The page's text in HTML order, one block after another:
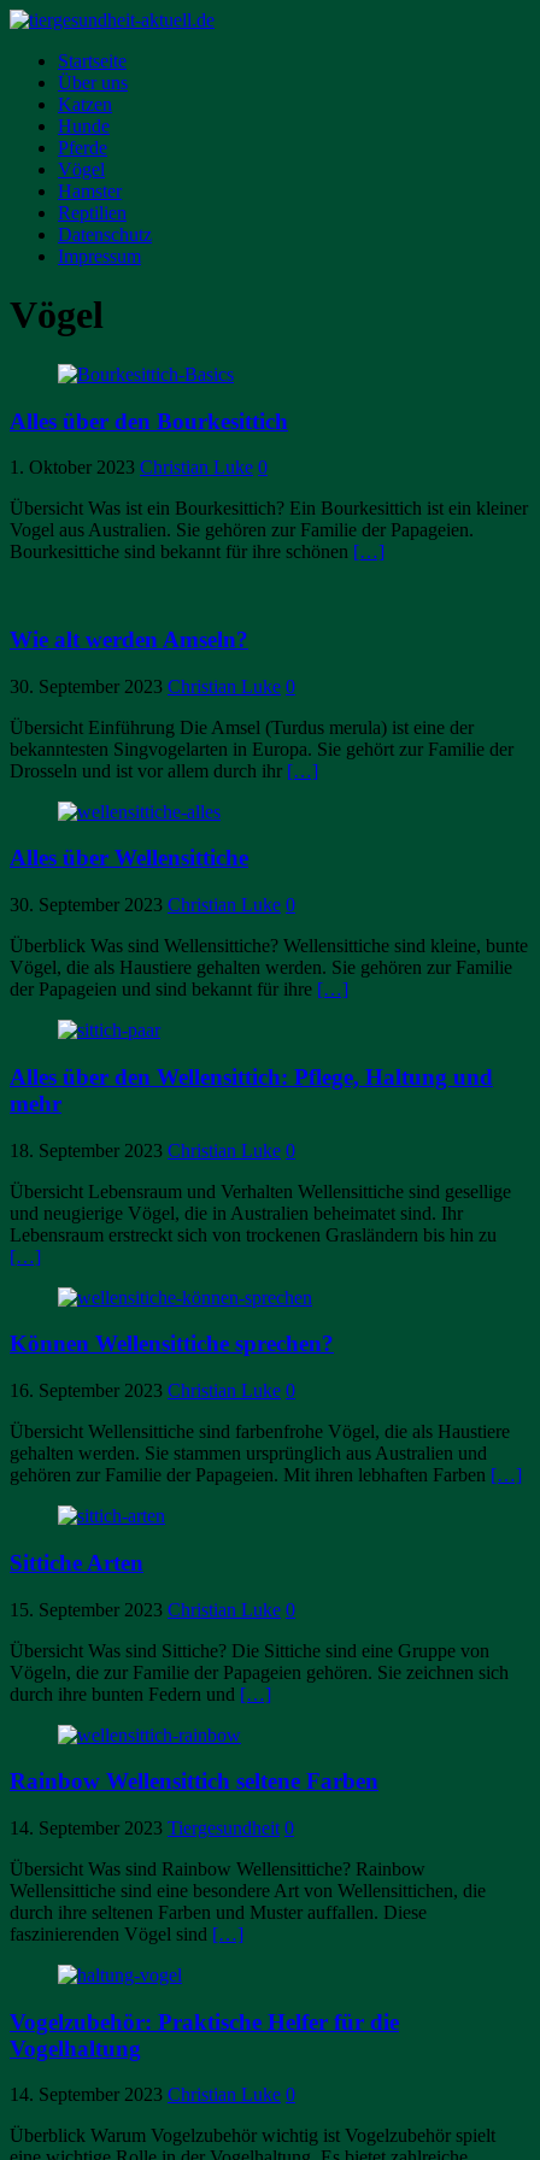
Startseite
Über uns
Katzen
Hunde
Pferde
Vögel
Hamster
Reptilien
Datenschutz
Impressum
Vögel
Alles über den Bourkesittich
1. Oktober 2023 Christian Luke 0
Übersicht Was ist ein Bourkesittich? Ein Bourkesittich ist ein kleiner
Vogel aus Australien. Sie gehören zur Familie der Papageien.
Bourkesittiche sind bekannt für ihre schönen […]
Wie alt werden Amseln?
30. September 2023 Christian Luke 0
Übersicht Einführung Die Amsel (Turdus merula) ist eine der
bekanntesten Singvogelarten in Europa. Sie gehört zur Familie der
Drosseln und ist vor allem durch ihr […]
Alles über Wellensittiche
30. September 2023 Christian Luke 0
Überblick Was sind Wellensittiche? Wellensittiche sind kleine, bunte
Vögel, die als Haustiere gehalten werden. Sie gehören zur Familie
der Papageien und sind bekannt für ihre […]
Alles über den Wellensittich: Pflege, Haltung und
mehr
18. September 2023 Christian Luke 0
Übersicht Lebensraum und Verhalten Wellensittiche sind gesellige
und neugierige Vögel, die in Australien beheimatet sind. Ihr
Lebensraum erstreckt sich von trockenen Grasländern bis hin zu
[…]
Können Wellensittiche sprechen?
16. September 2023 Christian Luke 0
Übersicht Wellensittiche sind farbenfrohe Vögel, die als Haustiere
gehalten werden. Sie stammen ursprünglich aus Australien und
gehören zur Familie der Papageien. Mit ihren lebhaften Farben […]
Sittiche Arten
15. September 2023 Christian Luke 0
Übersicht Was sind Sittiche? Die Sittiche sind eine Gruppe von
Vögeln, die zur Familie der Papageien gehören. Sie zeichnen sich
durch ihre bunten Federn und […]
Rainbow Wellensittich seltene Farben
14. September 2023 Tiergesundheit 0
Übersicht Was sind Rainbow Wellensittiche? Rainbow
Wellensittiche sind eine besondere Art von Wellensittichen, die
durch ihre seltenen Farben und Muster auffallen. Diese
faszinierenden Vögel sind […]
Vogelzubehör: Praktische Helfer für die
Vogelhaltung
14. September 2023 Christian Luke 0
Überblick Warum Vogelzubehör wichtig ist Vogelzubehör spielt